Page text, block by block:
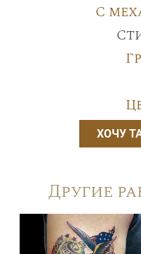
С
ХОЧУ
Другие